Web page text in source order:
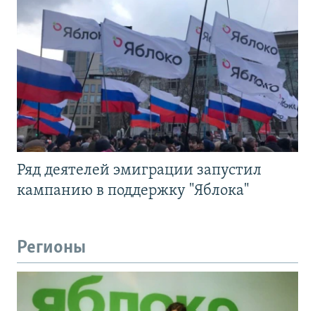
Ряд деятелей эмиграции запустил
кампанию в поддержку "Яблока"
Регионы